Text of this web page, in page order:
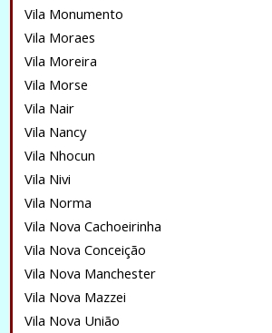
Vila Monumento
Vila Moraes
Vila Moreira
Vila Morse
Vila Nair
Vila Nancy
Vila Nhocun
Vila Nivi
Vila Norma
Vila Nova Cachoeirinha
Vila Nova Conceição
Vila Nova Manchester
Vila Nova Mazzei
Vila Nova União